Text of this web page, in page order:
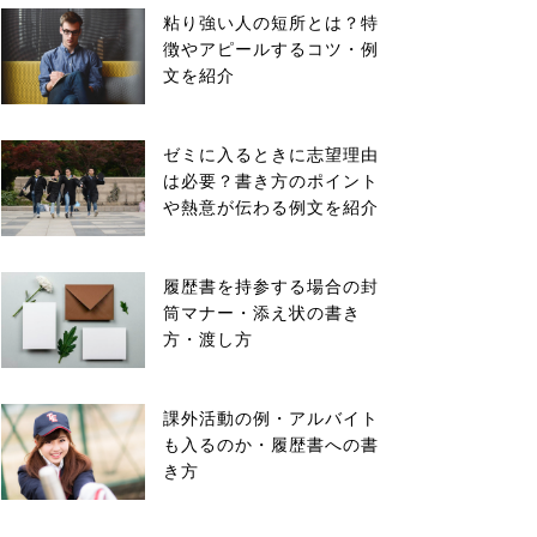
粘り強い人の短所とは？特
徴やアピールするコツ・例
文を紹介
ゼミに入るときに志望理由
は必要？書き方のポイント
や熱意が伝わる例文を紹介
履歴書を持参する場合の封
筒マナー・添え状の書き
方・渡し方
課外活動の例・アルバイト
も入るのか・履歴書への書
き方